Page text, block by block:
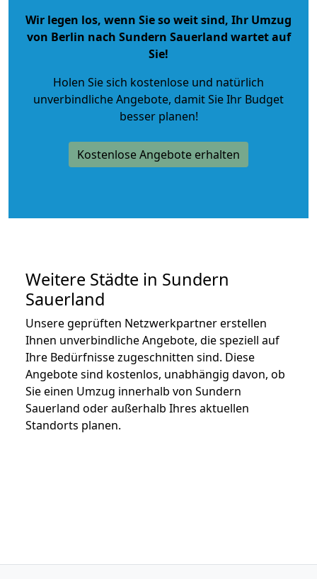
Wir legen los, wenn Sie so weit sind, Ihr Umzug
von Berlin nach Sundern Sauerland wartet auf
Sie!
Holen Sie sich kostenlose und natürlich
unverbindliche Angebote, damit Sie Ihr Budget
besser planen!
Kostenlose Angebote erhalten
Weitere Städte in Sundern
Sauerland
Unsere geprüften Netzwerkpartner erstellen
Ihnen unverbindliche Angebote, die speziell auf
Ihre Bedürfnisse zugeschnitten sind. Diese
Angebote sind kostenlos, unabhängig davon, ob
Sie einen Umzug innerhalb von Sundern
Sauerland oder außerhalb Ihres aktuellen
Standorts planen.